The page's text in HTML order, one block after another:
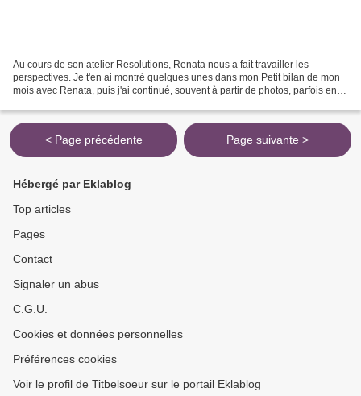
Au cours de son atelier Resolutions, Renata nous a fait travailler les
perspectives. Je t'en ai montré quelques unes dans mon Petit bilan de mon
mois avec Renata, puis j'ai continué, souvent à partir de photos, parfois en
< Page précédente Page suivante >
Hébergé par Eklablog
Top articles
Pages
Contact
Signaler un abus
C.G.U.
Cookies et données personnelles
Préférences cookies
Voir le profil de Titbelsoeur sur le portail Eklablog